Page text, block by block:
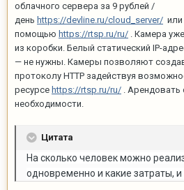
облачного сервера за 9 рублей /
день https://devline.ru/cloud_server/
помощью https://rtsp.ru/ru/ . Камера
из коробки. Белый статический IP-
— не нужны. Камеры позволяют
протоколу HTTP задействуя
ресурсе https://rtsp.ru/ru/ . Арендовать
необходимости.
Цитата
На сколько человек можно
одновременно и какие затраты, и